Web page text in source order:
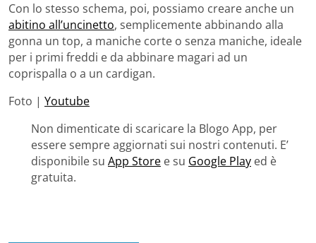
Con lo stesso schema, poi, possiamo creare anche un
abitino all’uncinetto, semplicemente abbinando alla
gonna un top, a maniche corte o senza maniche, ideale
per i primi freddi e da abbinare magari ad un
coprispalla o a un cardigan.
Foto | Youtube
Non dimenticate di scaricare la Blogo App, per
essere sempre aggiornati sui nostri contenuti. E’
disponibile su App Store e su Google Play ed è
gratuita.